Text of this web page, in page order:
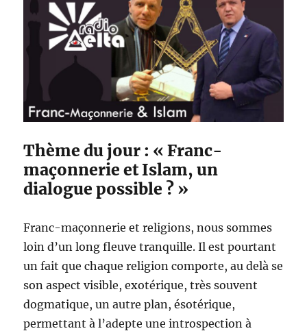
Thème du jour : « Franc-
maçonnerie et Islam, un
dialogue possible ? »
Franc-maçonnerie et religions, nous sommes
loin d’un long fleuve tranquille. Il est pourtant
un fait que chaque religion comporte, au delà se
son aspect visible, exotérique, très souvent
dogmatique, un autre plan, ésotérique,
permettant à l’adepte une introspection à